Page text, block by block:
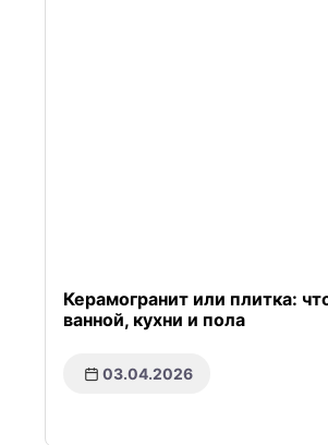
Керамогранит или плитка:
ванной, кухни и пола
03.04.2026